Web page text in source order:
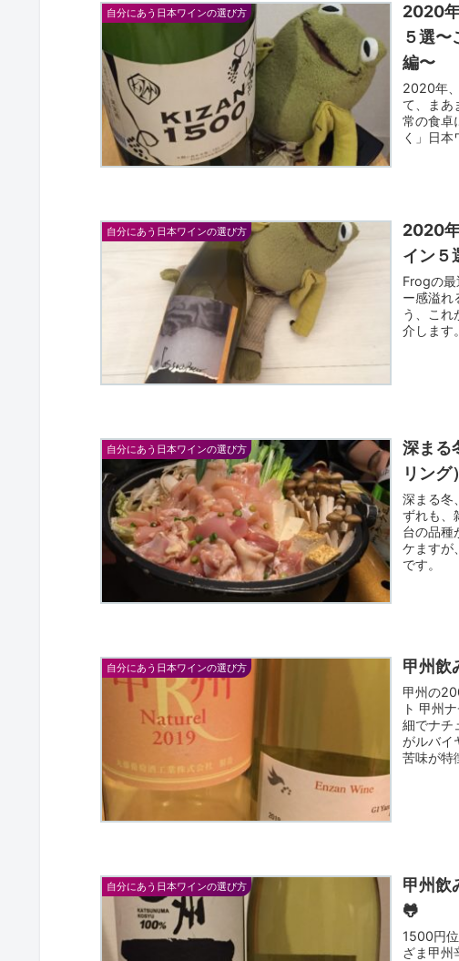
自分にあう日本ワインの選び方
2020
５選〜
編〜
2020年
て、まあ
常の食卓
く」日本
自分にあう日本ワインの選び方
2020
イン５
Frogの最
ー感溢れ
う、これ
介します。
自分にあう日本ワインの選び方
深まる
リング
深まる冬
ずれも、
台の品種
ケますが
です。
自分にあう日本ワインの選び方 甲州飲
甲州の
ト 甲州
細でナチ
がルバイ
苦味が特
自分にあう日本ワインの選び方
甲州飲
🐸
1500円
ざま甲州